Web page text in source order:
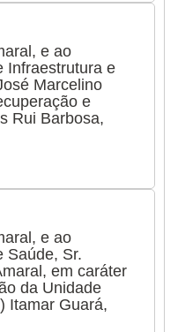
/MA
Rua Pará n° 1118
e ao
Infraestrutura e
Marcelino
e
Rui Barbosa,
e ao
Saúde, Sr.
em caráter
da Unidade
Itamar Guará,